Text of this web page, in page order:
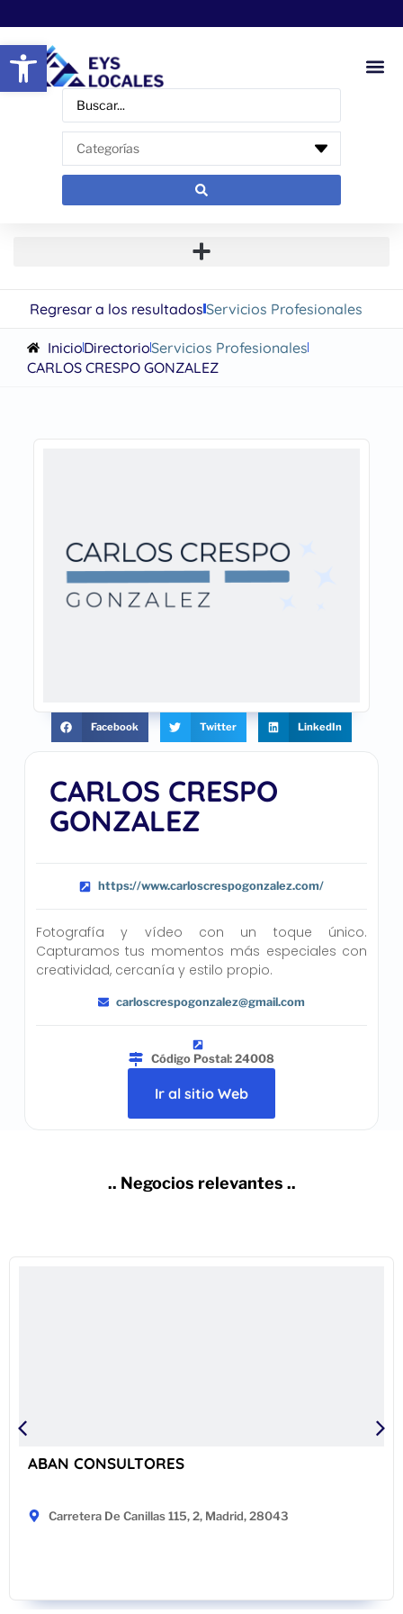
Abrir barra de herramientas
Regresar a los resultadosServicios Profesionales
InicioDirectorioServicios Profesionales
CARLOS CRESPO GONZALEZ
CARLOS CRESPO
GONZALEZ
https://www.carloscrespogonzalez.com/
Fotografía y vídeo con un toque único.
Capturamos tus momentos más especiales con
creatividad, cercanía y estilo propio.
carloscrespogonzalez@gmail.com
Código Postal: 24008
Ir al sitio Web
Facebook Twitter LinkedIn
.. Negocios relevantes ..
ABAN CONSULTORES
Carretera De Canillas 115, 2, Madrid, 28043